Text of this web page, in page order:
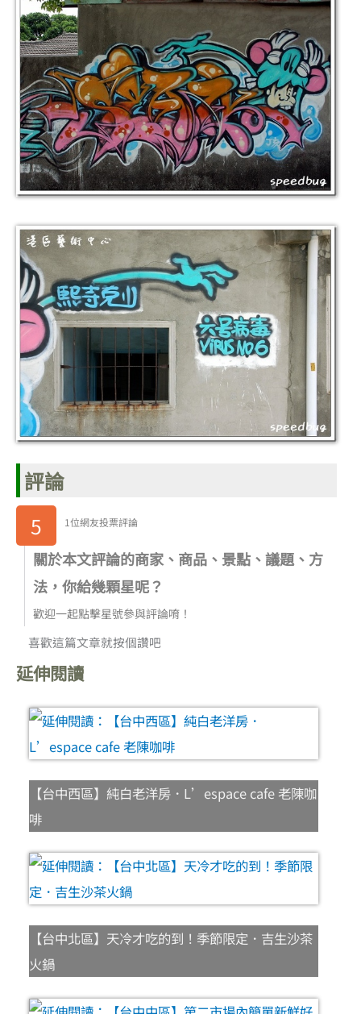
評論
5
1位網友投票評論
關於本文評論的商家、商品、景點、議題、方
法，你給幾顆星呢？
歡迎一起點擊星號參與評論唷！
喜歡這篇文章就按個讚吧
延伸閱讀
【台中西區】純白老洋房．L’espace cafe 老陳咖
啡
【台中北區】天冷才吃的到！季節限定．吉生沙茶
火鍋